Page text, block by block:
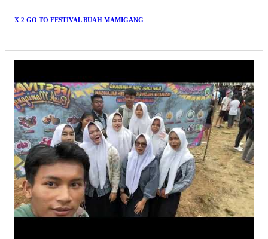
X 2 GO TO FESTIVAL BUAH MAMIGANG